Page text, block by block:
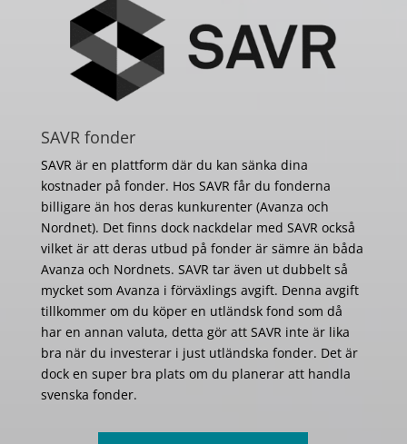
SAVR fonder
SAVR är en plattform där du kan sänka dina
kostnader på fonder. Hos SAVR får du fonderna
billigare än hos deras kunkurenter (Avanza och
Nordnet). Det finns dock nackdelar med SAVR också
vilket är att deras utbud på fonder är sämre än båda
Avanza och Nordnets. SAVR tar även ut dubbelt så
mycket som Avanza i förväxlings avgift. Denna avgift
tillkommer om du köper en utländsk fond som då
har en annan valuta, detta gör att SAVR inte är lika
bra när du investerar i just utländska fonder. Det är
dock en super bra plats om du planerar att handla
svenska fonder.